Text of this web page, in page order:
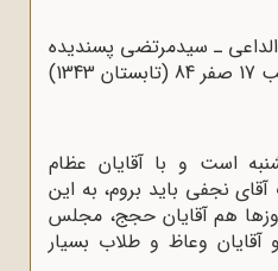
الداعی ـ سیدمرتضی پسندیده
1343)
است و با آقایان عظام
نجفی باید بروم، به این
هم آقایان حجج، مجلس
آقایان وعاظ و طلاب بسیار